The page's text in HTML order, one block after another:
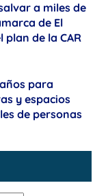
a miles de
de El
plan de la CAR
para
y espacios
de personas